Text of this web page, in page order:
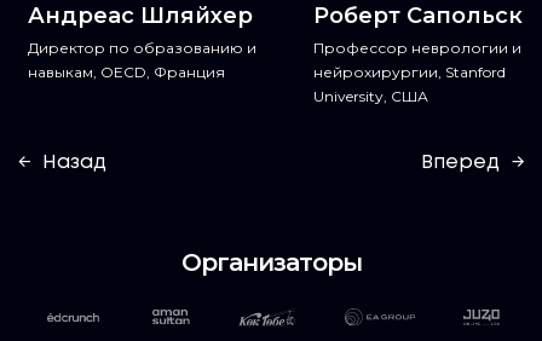
Андреас Шляйхер
Директор по образованию и
навыкам, OECD, Франция
Роберт Сапольски
Профессор неврологии и
нейрохирургии, Stanford
University, США
← Назад Вперед →
Организаторы